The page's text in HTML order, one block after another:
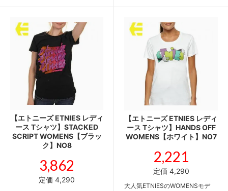
【エトニーズ ETNIES レディ
ース Tシャツ】STACKED
SCRIPT WOMENS【ブラッ
ク】NO8
3,862
定価 4,290
【エトニーズ ETNIES レディ
ース Tシャツ】HANDS OFF
WOMENS【ホワイト】NO7
2,221
定価 4,290
大人気ETNIESのWOMENSモデ